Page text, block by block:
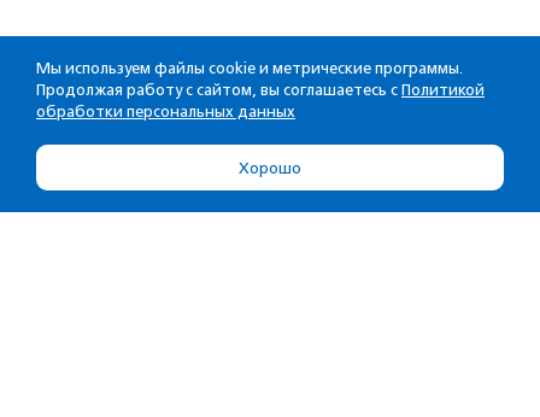
Мы используем файлы cookie и метрические программы.
Продолжая работу с сайтом, вы соглашаетесь с Политикой
обработки персональных данных
Хорошо